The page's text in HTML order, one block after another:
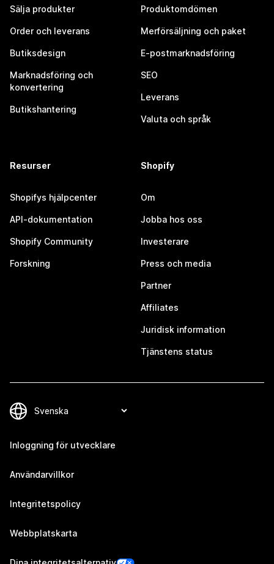
Sälja produkter
Order och leverans
Butiksdesign
Marknadsföring och
konvertering
Butikshantering
Produktomdömen
Merförsäljning och paket
E-postmarknadsföring
SEO
Leverans
Valuta och språk
Resurser
Shopifys hjälpcenter
API-dokumentation
Shopify Community
Forskning
Shopify
Om
Jobba hos oss
Investerare
Press och media
Partner
Affiliates
Juridisk information
Tjänstens status
Inloggning för utvecklare
Användarvillkor
Integritetspolicy
Webbplatskarta